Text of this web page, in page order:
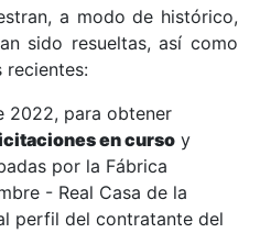
a modo de histórico,
sido resueltas, así como
recientes:
2022, para obtener
en curso y
por la Fábrica
- Real Casa de la
perfil del contratante del